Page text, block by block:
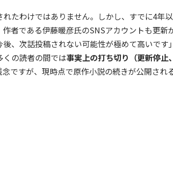
れたわけではありません。しかし、すでに4年
者である伊藤暖彦氏のSNSアカウントも更新
、次話投稿されない可能性が極めて高いで
の読者の間では事実上の打ち切り（更新停止
ですが、現時点で原作小説の続きが公開され